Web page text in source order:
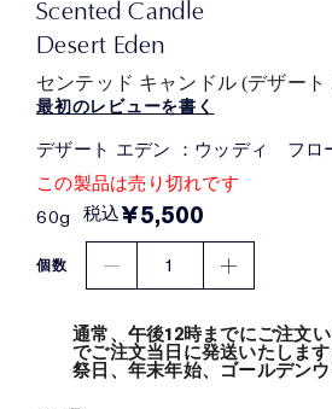
Scented Candle
Desert Eden
センテッド キャンドル (デザート
最初のレビューを書く
デザート エデン ：ウッディ フロ
この製品は売り切れです
60g 税込¥5,500
個数 1
通常、午後12時までにご注文
でご注文当日に発送いたしま
祭日、年末年始、ゴールデンウ